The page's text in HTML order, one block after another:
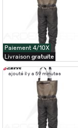
Paiement 4/10X
Livraison gratuite
ajouté il y a 59 minutes